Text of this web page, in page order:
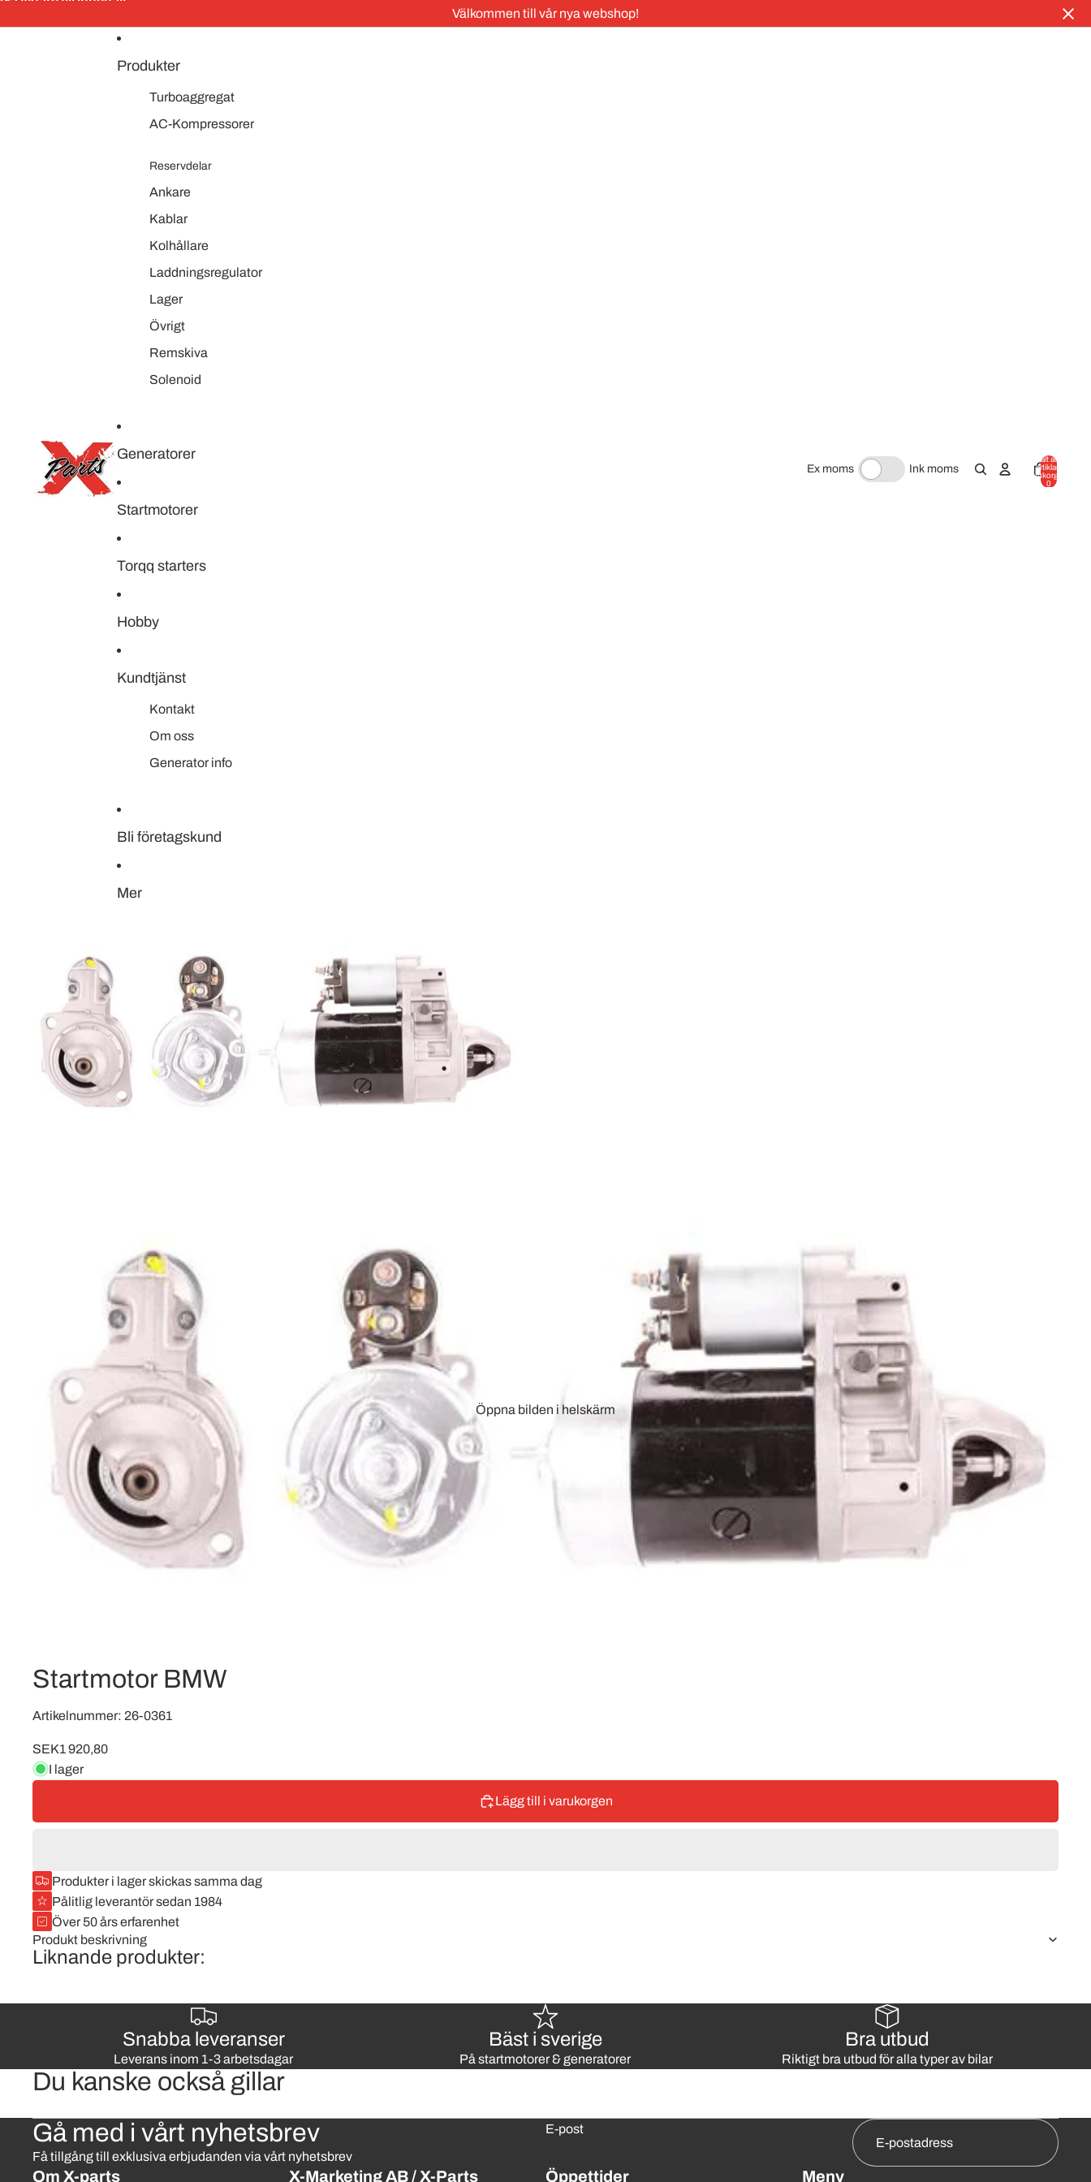
Välkommen till vår nya webshop!
Produkter
Turboaggregat
AC-Kompressorer
Reservdelar
Ankare
Kablar
Kolhållare
Laddningsregulator
Lager
Övrigt
Remskiva
Solenoid
Generatorer
Startmotorer
Torqq starters
Hobby
Kundtjänst
Kontakt
Om oss
Generator info
Bli företagskund
Mer
Ex moms Ink moms
Totalt antal
artiklar i
varukorgen:
0
Öppna bilden i helskärm
Startmotor BMW
Artikelnummer: 26-0361
SEK1 920,80
I lager
Lägg till i varukorgen
Produkter i lager skickas samma dag
Pålitlig leverantör sedan 1984
Över 50 års erfarenhet
Produkt beskrivning
Liknande produkter:
Snabba leveranser
Leverans inom 1-3 arbetsdagar
Bäst i sverige
På startmotorer & generatorer
Bra utbud
Riktigt bra utbud för alla typer av bilar
Du kanske också gillar
Gå med i vårt nyhetsbrev
Få tillgång till exklusiva erbjudanden via vårt nyhetsbrev
E-post
Om X-parts X-Marketing AB / X-Parts Öppettider Meny